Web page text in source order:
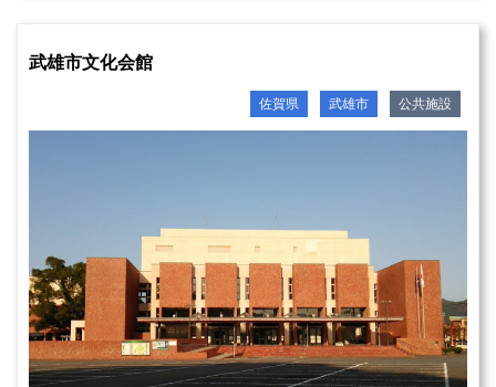
武雄市文化会館
佐賀県 武雄市 公共施設